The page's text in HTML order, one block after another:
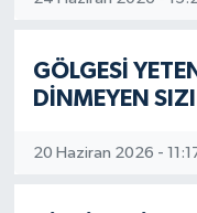
GÖLGESİ
DİNMEYEN SIZI
20 Haziran 2026 -